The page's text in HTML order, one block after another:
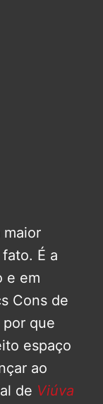
maior
É a
e em
Cons de
por que
espaço
ao
de Viúva